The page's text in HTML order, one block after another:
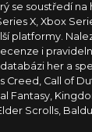
se soustředí na
X, Xbox
platformy.
i
her a
Creed, Call of
Fantasy,
Scrolls,